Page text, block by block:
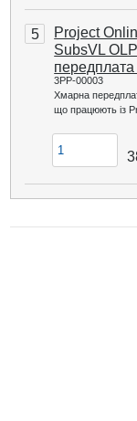
5
Project
SubsVL
передплата
3PP-00003
Хмарна
що працюють із